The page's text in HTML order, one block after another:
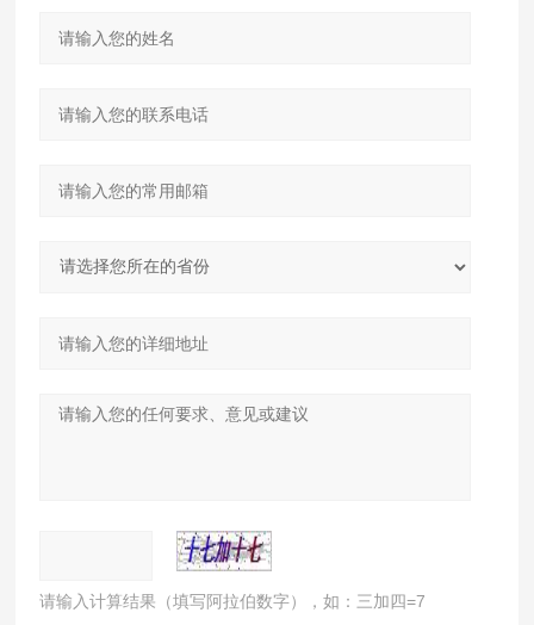
请输入计算结果（填写阿拉伯数字），如：三加四=7